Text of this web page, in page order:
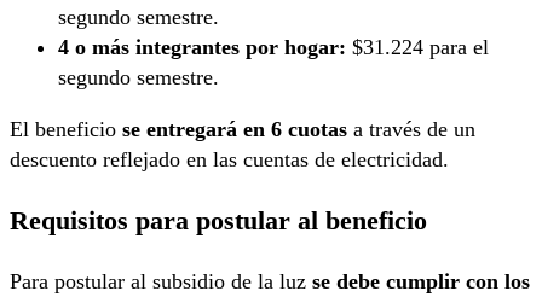
segundo semestre.
4 o más integrantes por hogar: $31.224 para el
segundo semestre.
El beneficio se entregará en 6 cuotas a través de un
descuento reflejado en las cuentas de electricidad.
Requisitos para postular al beneficio
Para postular al subsidio de la luz se debe cumplir con los